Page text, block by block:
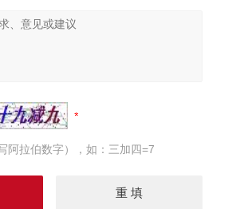
阿拉伯数字），如：三加四=7